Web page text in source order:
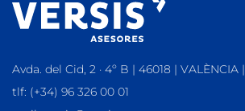
Avda. del Cid, 2 · 4º B | 46018 | VALÈNCIA |
tlf: (+34) 96 326 00 01